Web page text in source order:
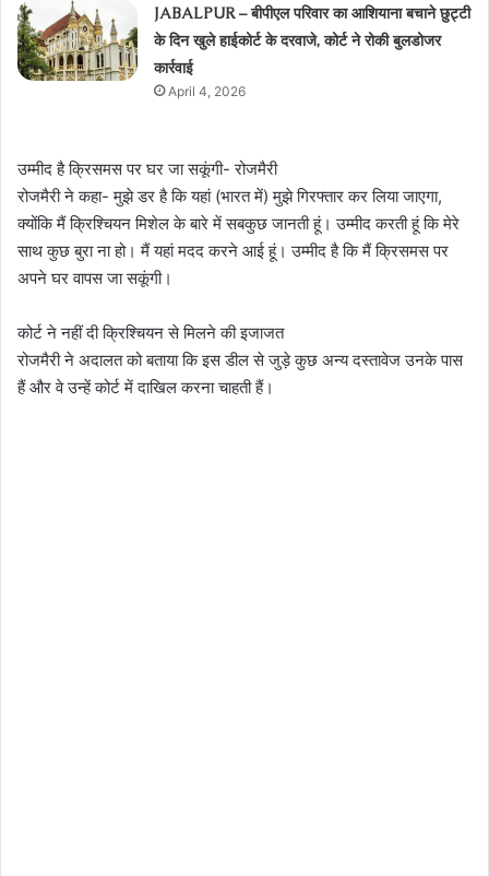
JABALPUR – बीपीएल परिवार का आशियाना बचाने छुट्टी
के दिन खुले हाईकोर्ट के दरवाजे, कोर्ट ने रोकी बुलडोजर
कार्रवाई
April 4, 2026
उम्मीद है क्रिसमस पर घर जा सकूंगी- रोजमैरी
रोजमैरी ने कहा- मुझे डर है कि यहां (भारत में) मुझे गिरफ्तार कर लिया जाएगा,
क्योंकि मैं क्रिश्चियन मिशेल के बारे में सबकुछ जानती हूं। उम्मीद करती हूं कि मेरे
साथ कुछ बुरा ना हो। मैं यहां मदद करने आई हूं। उम्मीद है कि मैं क्रिसमस पर
अपने घर वापस जा सकूंगी।
कोर्ट ने नहीं दी क्रिश्चियन से मिलने की इजाजत
रोजमैरी ने अदालत को बताया कि इस डील से जुड़े कुछ अन्य दस्तावेज उनके पास
हैं और वे उन्हें कोर्ट में दाखिल करना चाहती हैं।